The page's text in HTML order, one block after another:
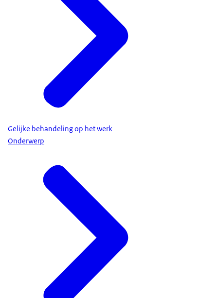
Gelijke behandeling op het werk
Onderwerp